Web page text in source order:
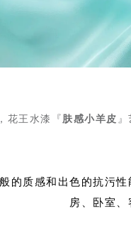
花王水漆『 肤感小羊皮
的质感和出色的抗污
房、卧室、